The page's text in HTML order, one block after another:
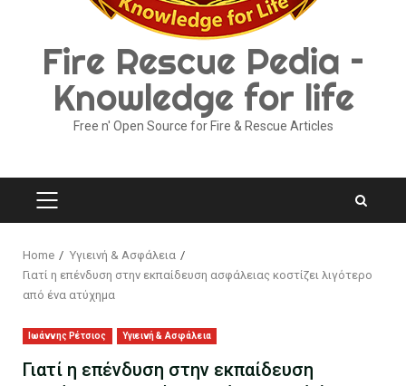
Fire Rescue Pedia –
Knowledge for life
Free n' Open Source for Fire & Rescue Articles
PRIMARY
Home
Υγιεινή & Ασφάλεια
Γιατί η επένδυση στην εκπαίδευση ασφάλειας κοστίζει λιγότερο
από ένα ατύχημα
Ιωάννης Ρέτσιος Υγιεινή & Ασφάλεια
Γιατί η επένδυση στην εκπαίδευση